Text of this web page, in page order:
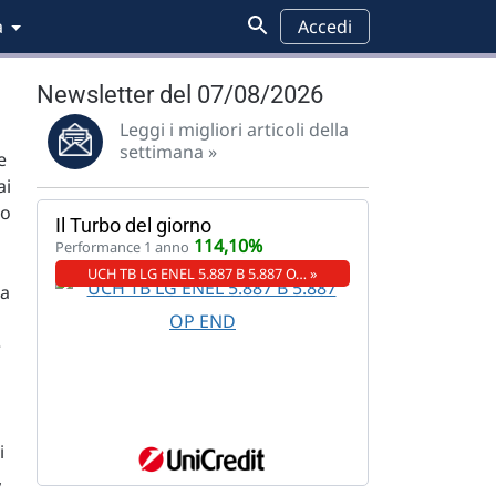
Accedi
Newsletter del 07/08/2026
Leggi i migliori articoli della
settimana »
Il Turbo del giorno
Performance 1 anno 114,10%
UCH TB LG ENEL 5.887 B 5.887 O… »